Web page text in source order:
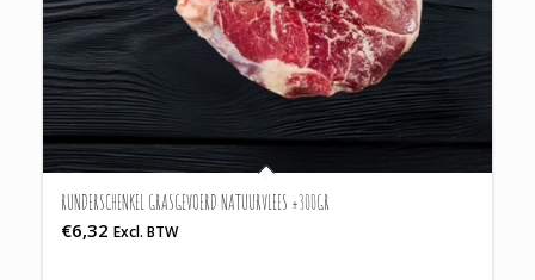
RUNDERSCHENKEL GRASGEVOERD NATUURVLEES ±300GR
€6,32 Excl. BTW